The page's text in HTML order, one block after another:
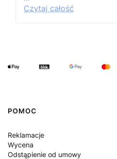
Czytaj całość
Linki w stopce
POMOC
Reklamacje
Wycena
Odstąpienie od umowy